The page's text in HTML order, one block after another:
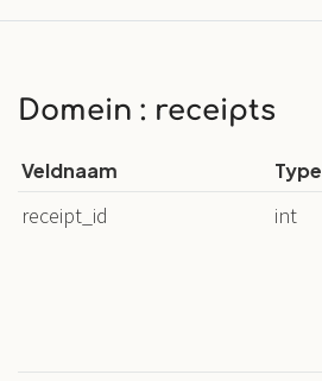
Domein : receipts
Veldnaam Type
receipt_id int